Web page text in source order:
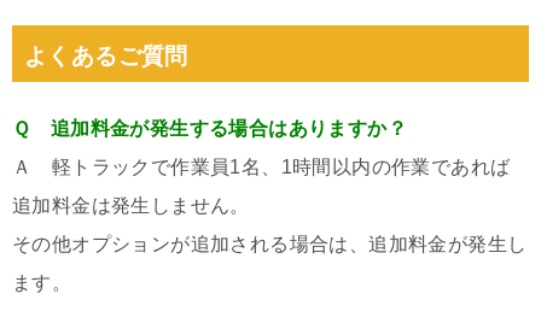
よくあるご質問
Ｑ 追加料金が発生する場合はありますか？
Ａ 軽トラックで作業員1名、1時間以内の作業であれば
追加料金は発生しません。
その他オプションが追加される場合は、追加料金が発生し
ます。